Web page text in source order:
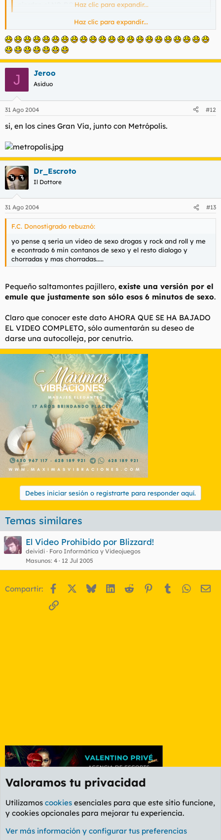
Haz clic para expandir...
Entonces, ¿"El maquinista de la general" ya no está en
cartelera?
Haz clic para expandir...
J Jeroo
Asiduo
31 Ago 2004 #12
si, en los cines Gran Vía, junto con Metrópolis.
Dr_Escroto
Il Dottore
31 Ago 2004 #13
F.C. Donostigrado rebuznó:
yo pense q seria un video de sexo drogas y rock and roll y me
e econtrado 6 min contanos de sexo y el resto dialogo y
chorradas y mas chorradas.....
Pequeño saltamontes pajillero, existe una versión por el
emule que justamente son sólo esos 6 minutos de sexo.
Claro que conocer este dato AHORA QUE SE HA BAJADO
EL VIDEO COMPLETO, sólo aumentarán su deseo de
darse una autocolleja, por cenutrio.
Debes iniciar sesión o registrarte para responder aquí.
Temas similares
El Video Prohibido por Blizzard!
deividi
Foro Informática y Videojuegos
Masunos 4 12 Jul 2005
Compartir: Facebook BlueskyLinkedIn
Reddit Pinterest
Tumblr
Enlace
Foro General
Cookies PL OLDSTYLE AMARILLO
Valoramos tu privacidad
Utilizamos cookies esenciales para que este sitio funcione,
y cookies opcionales para mejorar tu experiencia.
Ver más información y configurar tus preferencias